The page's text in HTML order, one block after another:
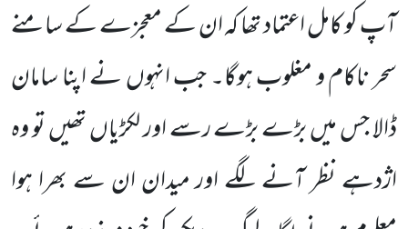
آپ کو کامل اعتمادتھا کہ ان کے معجزے کے سامنے
سحر ناکام و مغلوب ہوگا۔ جب انہوں نے اپنا سامان
ڈالا جس میں بڑے بڑے رسے اور لکڑیاں تھیں تو وہ
اژدہے نظر آنے لگے اور میدان ان سے بھرا ہوا